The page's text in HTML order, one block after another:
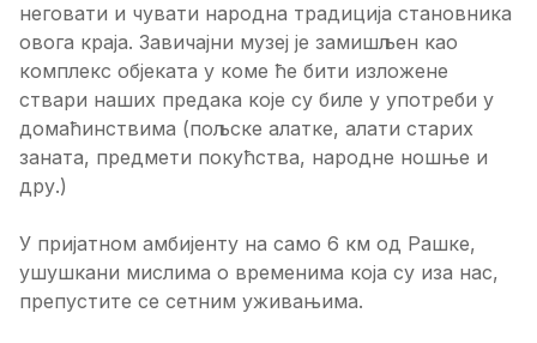
неговати и чувати народна традиција становника
овога краја. Завичајни музеј је замишљен као
комплекс објеката у коме ће бити изложене
ствари наших предака које су биле у употреби у
домаћинствима (пољске алатке, алати старих
заната, предмети покућства, народне ношње и
дру.)
У пријатном амбијенту на само 6 км од Рашке,
ушушкани мислима о временима која су иза нас,
препустите се сетним уживањима.